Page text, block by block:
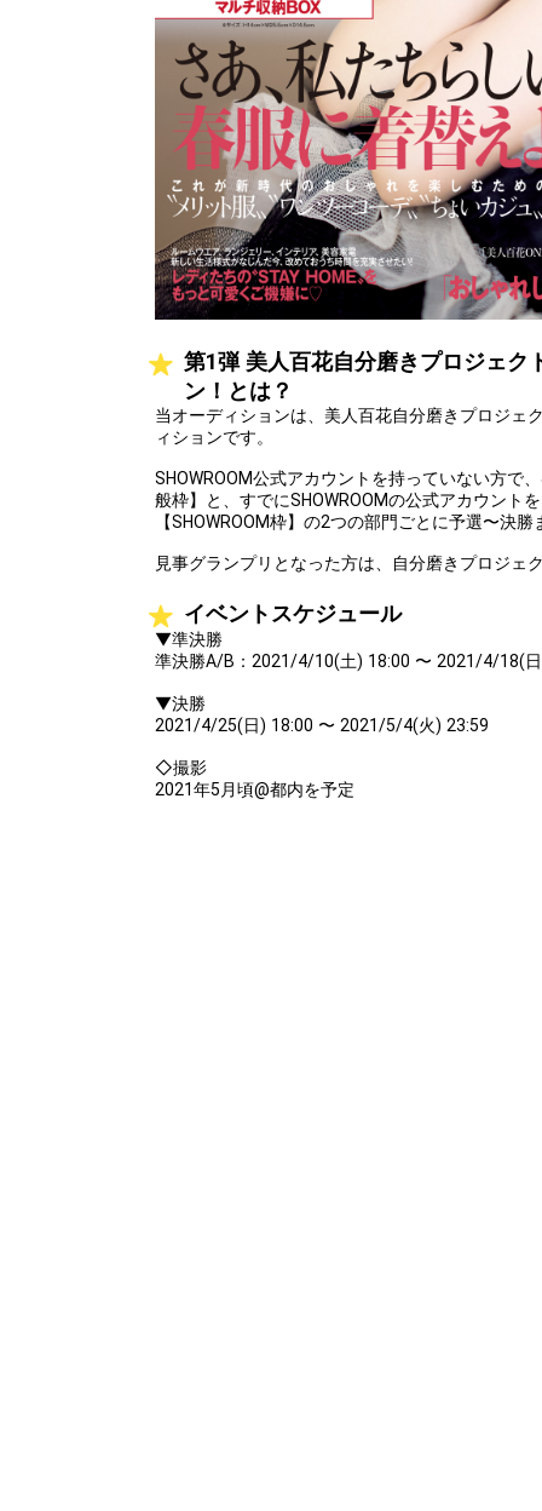
第1弾 美人百花自分磨きプロジェク
ン！とは？
当オーディションは、美人百花自分磨きプロジェ
ィションです。
SHOWROOM公式アカウントを持っていない方で
般枠】と、すでにSHOWROOMの公式アカウント
【SHOWROOM枠】の2つの部門ごとに予選〜決
見事グランプリとなった方は、自分磨きプロジェ
イベントスケジュール
▼準決勝
準決勝A/B：2021/4/10(土) 18:00 〜 2021/4/18(
▼決勝
2021/4/25(日) 18:00 〜 2021/5/4(火) 23:59
◇撮影
2021年5月頃@都内を予定